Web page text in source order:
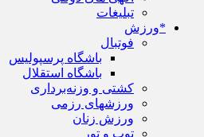
تبلیغات
*ورزش
فوتبال
باشگاه پرسپولیس
باشگاه استقلال
کشتی و وزنه‌برداری
ورزشهای رزمی
ورزش زنان
توپ و تور